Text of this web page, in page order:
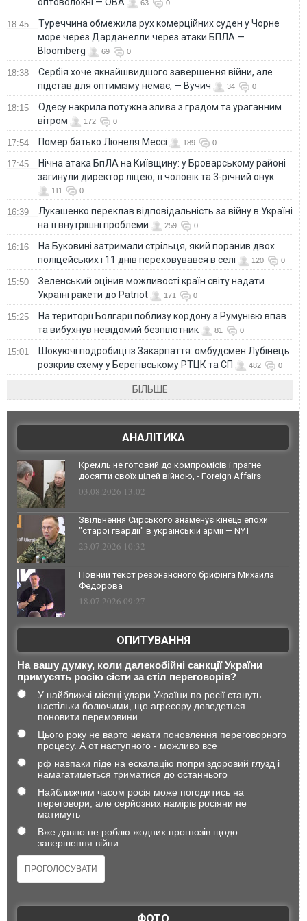
63 0
18:45
Туреччина обмежила рух комерційних суден у Чорне
море через Дарданелли через атаки БПЛА —
Bloomberg
69 0
18:38
Сербія хоче якнайшвидшого завершення війни, але
підстав для оптимізму немає, — Вучич
34 0
18:15
Одесу накрила потужна злива з градом та ураганним
вітром
172 0
17:54 Помер батько Ліонеля Мессі 189 0
17:45
Нічна атака БпЛА на Київщину: у Броварському районі
загинули директор ліцею, її чоловік та 3-річний онук
111 0
16:39
Лукашенко переклав відповідальність за війну в Україні
на її внутрішні проблеми
259 0
16:16
На Буковині затримали стрільця, який поранив двох
поліцейських і 11 днів переховувався в селі
120 0
15:50
Зеленський оцінив можливості країн світу надати
Україні ракети до Patriot
171 0
15:25
На території Болгарії поблизу кордону з Румунією впав
та вибухнув невідомий безпілотник
81 0
15:01
Шокуючі подробиці із Закарпаття: омбудсмен Лубінець
розкрив схему у Берегівському РТЦК та СП
482 0
БІЛЬШЕ
АНАЛІТИКА
Кремль не готовий до компромісів і прагне
досягти своїх цілей війною, - Foreign Affairs
03.08.2026 13:02
Звільнення Сирського знаменує кінець епохи
"старої гвардії" в українській армії — NYT
23.07.2026 10:32
Повний текст резонансного брифінга Михайла
Федорова
18.07.2026 09:27
ОПИТУВАННЯ
На вашу думку, коли далекобійні санкції України
примусять росію сісти за стіл переговорів?
У найближчі місяці удари України по росії стануть
настільки болючими, що агресору доведеться
поновити перемовини
Цього року не варто чекати поновлення переговорного
процесу. А от наступного - можливо все
рф навпаки піде на ескалацію попри здоровий глузд і
намагатиметься триматися до останнього
Найближчим часом росія може погодитись на
переговори, але серйозних намірів росіяни не
матимуть
Вже давно не роблю жодних прогнозів щодо
завершення війни